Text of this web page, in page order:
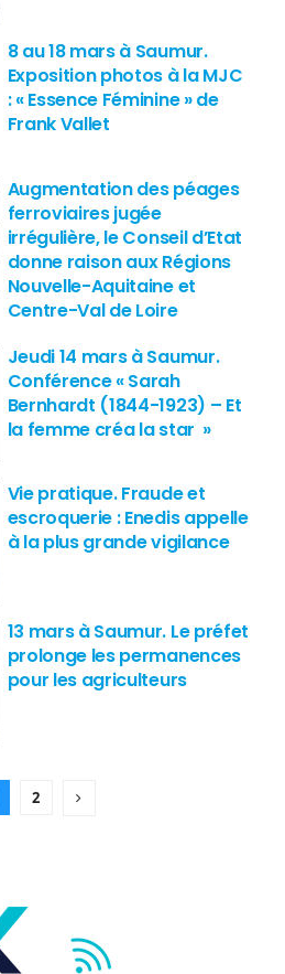
8 au 18 mars à Saumur.
Exposition photos à la MJC
: « Essence Féminine » de
Frank Vallet
Augmentation des péages
ferroviaires jugée
irrégulière, le Conseil d’Etat
donne raison aux Régions
Nouvelle-Aquitaine et
Centre-Val de Loire
Jeudi 14 mars à Saumur.
Conférence « Sarah
Bernhardt (1844-1923) – Et
la femme créa la star »
Vie pratique. Fraude et
escroquerie : Enedis appelle
à la plus grande vigilance
13 mars à Saumur. Le préfet
prolonge les permanences
pour les agriculteurs
2